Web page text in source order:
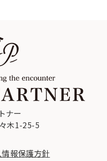
ナー
木1-25-5
報保護方針